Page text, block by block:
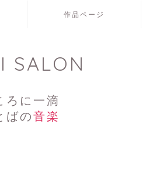
作品ページ
SALON
ろに一滴
ばの音楽